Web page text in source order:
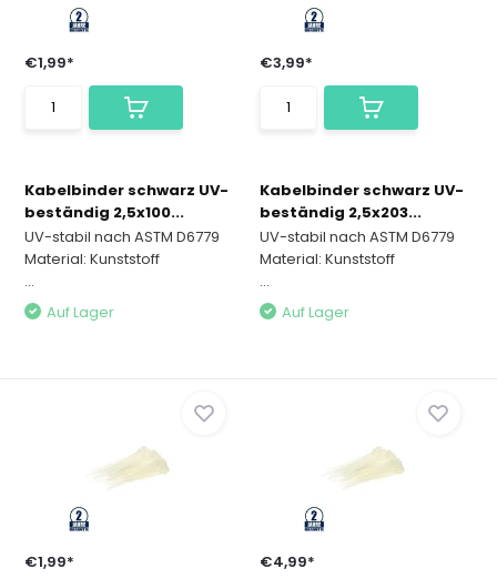
€1,99*
Kabelbinder schwarz UV-
beständig 2,5x100...
UV-stabil nach ASTM D6779
Material: Kunststoff
...
Auf Lager
€3,99*
Kabelbinder schwarz UV-
beständig 2,5x203...
UV-stabil nach ASTM D6779
Material: Kunststoff
...
Auf Lager
€1,99* €4,99*